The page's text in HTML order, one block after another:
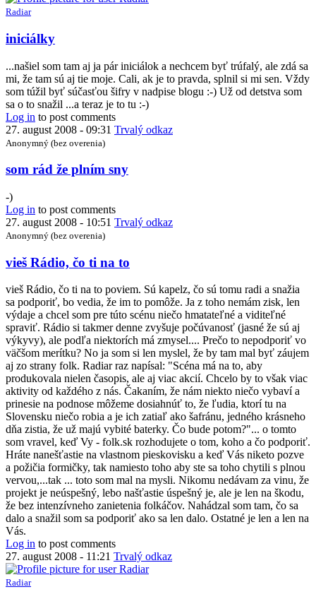
Radiar
In
reply
šifra
by
cali
iniciálky
...našiel som tam aj ja pár iniciálok a nechcem byť trúfalý, ale zdá sa
mi, že tam sú aj tie moje. Cali, ak je to pravda, splnil si mi sen. Vždy
som túžil byť súčasťou šifry v nadpise blogu :-) Už od detstva som
sa o to snažil ...a teraz je to tu :-)
Log in to post comments
27. august 2008 - 09:31 Trvalý odkaz
Anonymný (bez overenia)
In
reply
to
iniciálky
by
Radiar
som rád že plním sny
-)
Log in to post comments
27. august 2008 - 10:51 Trvalý odkaz
Anonymný (bez overenia)
In
reply
to
Je
to
poriadne
dlhý
článok,
by
petiar
vieš Rádio, čo ti na to
vieš Rádio, čo ti na to poviem. Sú kapelz, čo sú tomu radi a snažia
sa podporiť, bo vedia, že im to pomôže. Ja z toho nemám zisk, len
výdaje a chcel som pre túto scénu niečo hmatateľné a viditeľné
spraviť. Rádio si takmer denne zvyšuje počúvanosť (jasné že sú aj
výkyvy), ale podľa niektorích má zmysel.... Prečo to nepodporiť vo
väčšom merítku? No ja som si len myslel, že by tam mal byť záujem
aj zo strany folk. Radiar raz napísal: "Scéna má na to, aby
produkovala nielen časopis, ale aj viac akcií. Chcelo by to však viac
aktivity od každého z nás. Čakaním, že nám niekto niečo vybaví a
prinesie na podnose môžeme dosiahnúť to, že ľudia, ktorí tu na
Slovensku niečo robia a je ich zatiaľ ako šafránu, jedného krásneho
dňa zistia, že už majú vybité baterky. Čo bude potom?"... o tomto
som vravel, keď Vy - folk.sk rozhodujete o tom, koho a čo podporiť.
Hráte nanešťastie na vlastnom pieskovisku a keď Vás niketo pozve
a požičia formičky, tak namiesto toho aby ste sa toho chytili s plnou
vervou,...tak ... toto som mal na mysli. Nikomu nedávam za vinu, že
projekt je neúspešný, lebo našťastie úspešný je, ale je len na škodu,
že bez intenzívneho zanietenia folkáčov. Nahádzal som tam, čo sa
dalo a snažil som sa podporiť ako sa len dalo. Ostatné je len a len na
Vás.
Log in to post comments
27. august 2008 - 11:21 Trvalý odkaz
Radiar